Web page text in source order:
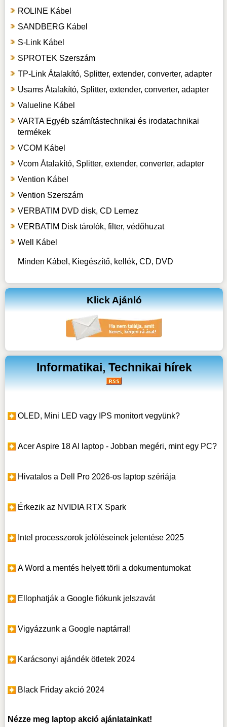
ROLINE Kábel
SANDBERG Kábel
S-Link Kábel
SPROTEK Szerszám
TP-Link Átalakító, Splitter, extender, converter, adapter
Usams Átalakító, Splitter, extender, converter, adapter
Valueline Kábel
VARTA Egyéb számítástechnikai és irodatachnikai
termékek
VCOM Kábel
Vcom Átalakító, Splitter, extender, converter, adapter
Vention Kábel
Vention Szerszám
VERBATIM DVD disk, CD Lemez
VERBATIM Disk tárolók, filter, védőhuzat
Well Kábel
Minden Kábel, Kiegészítő, kellék, CD, DVD
Klick Ajánló
Informatikai, Technikai hírek
OLED, Mini LED vagy IPS monitort vegyünk?
Acer Aspire 18 AI laptop - Jobban megéri, mint egy PC?
Hivatalos a Dell Pro 2026-os laptop szériája
Érkezik az NVIDIA RTX Spark
Intel processzorok jelöléseinek jelentése 2025
A Word a mentés helyett törli a dokumentumokat
Ellophatják a Google fiókunk jelszavát
Vigyázzunk a Google naptárral!
Karácsonyi ajándék ötletek 2024
Black Friday akció 2024
Nézze meg laptop akcióajánlatainkat!